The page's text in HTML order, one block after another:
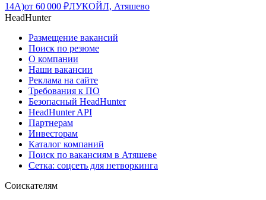
14А)от 60 000 ₽ЛУКОЙЛ, Атяшево
HeadHunter
Размещение вакансий
Поиск по резюме
О компании
Наши вакансии
Реклама на сайте
Требования к ПО
Безопасный HeadHunter
HeadHunter API
Партнерам
Инвесторам
Каталог компаний
Поиск по вакансиям в Атяшеве
Сетка: соцсеть для нетворкинга
Соискателям